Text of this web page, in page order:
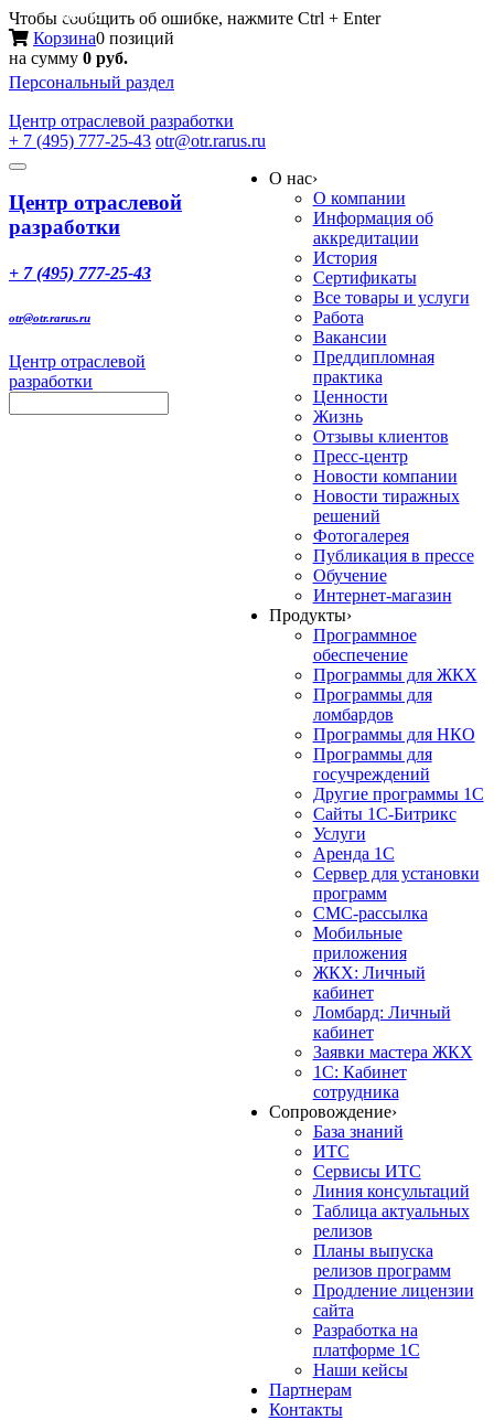
Чтобы сообщить об ошибке, нажмите Ctrl + Enter
Корзина0 позиций
на сумму 0 руб.
Персональный раздел
Центр отраслевой разработки
+ 7 (495) 777-25-43 otr@otr.rarus.ru
Toggle
Меню
Центр отраслевой
разработки
+ 7 (495) 777-25-43
otr@otr.rarus.ru
Центр отраслевой
разработки
О нас›
О компании
Информация об
аккредитации
История
Сертификаты
Все товары и услуги
Работа
Вакансии
Преддипломная
практика
Ценности
Жизнь
Отзывы клиентов
Пресс-центр
Новости компании
Новости тиражных
решений
Фотогалерея
Публикация в прессе
Обучение
Интернет-магазин
Продукты›
Программное
обеспечение
Программы для ЖКХ
Программы для
ломбардов
Программы для НКО
Программы для
госучреждений
Другие программы 1С
Сайты 1С-Битрикс
Услуги
Аренда 1С
Сервер для установки
программ
СМС-рассылка
Мобильные
приложения
ЖКХ: Личный
кабинет
Ломбард: Личный
кабинет
Заявки мастера ЖКХ
1С: Кабинет
сотрудника
Сопровождение›
База знаний
ИТС
Сервисы ИТС
Линия консультаций
Таблица актуальных
релизов
Планы выпуска
релизов программ
Продление лицензии
сайта
Разработка на
платформе 1С
Наши кейсы
Партнерам
Контакты